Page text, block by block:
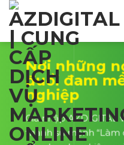
Skip
to
content
Nơi những
đuổi đam
nghiệp
Gia nhập
thành sứ mệnh